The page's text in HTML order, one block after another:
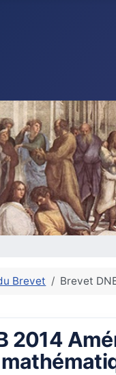
Brevet Brevet
2014